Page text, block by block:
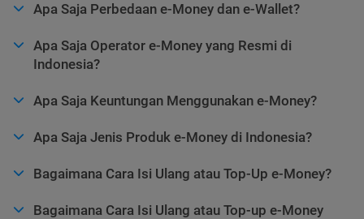
Apa Saja Perbedaan e-Money dan e-Wallet?
Apa Saja Operator e-Money yang Resmi di
Indonesia?
Apa Saja Keuntungan Menggunakan e-Money?
Apa Saja Jenis Produk e-Money di Indonesia?
Bagaimana Cara Isi Ulang atau Top-Up e-Money?
Bagaimana Cara Isi Ulang atau Top-up e-Money